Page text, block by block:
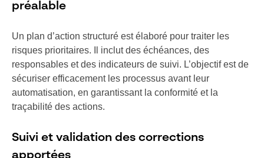
préalable
Un plan d’action structuré est élaboré pour traiter les
risques prioritaires. Il inclut des échéances, des
responsables et des indicateurs de suivi. L’objectif est de
sécuriser efficacement les processus avant leur
automatisation, en garantissant la conformité et la
traçabilité des actions.
Suivi et validation des corrections